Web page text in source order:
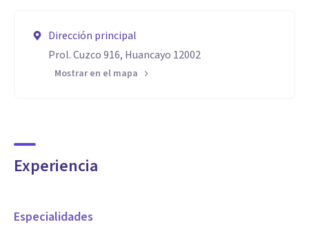
Dirección principal
Prol. Cuzco 916, Huancayo 12002
Mostrar en el mapa
Experiencia
Especialidades